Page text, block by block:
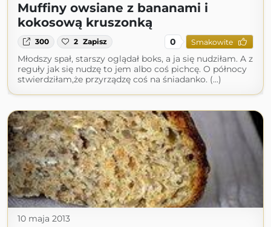
Muffiny owsiane z bananami i
kokosową kruszonką
300 2 Zapisz 0 Smakowite
Młodszy spał, starszy oglądał boks, a ja się nudziłam. A z
reguły jak się nudzę to jem albo coś pichcę. O północy
stwierdziłam,że przyrządzę coś na śniadanko. (...)
10 maja 2013